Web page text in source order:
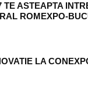
TE ASTEAPTA
ROMEXPO-
LA